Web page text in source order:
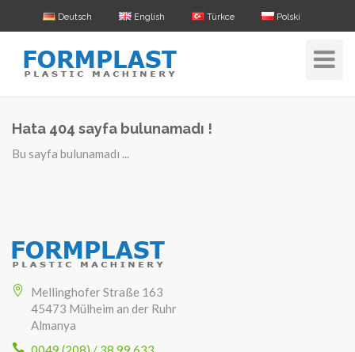
Deutsch English Türkce Polski
Toggle
Hata 404 sayfa bulunamadı !
Bu sayfa bulunamadı ...
Mellinghofer Straße 163
45473 Mülheim an der Ruhr
Almanya